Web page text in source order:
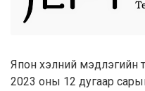
Япон хэлний мэдлэгийн
2023 оны 12 дугаар